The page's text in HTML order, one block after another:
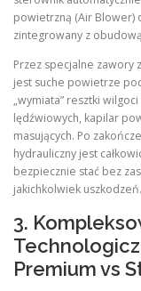
powietrzną (Air Blower)
zintegrowany z
Przez specjalne zawory
jest suche powietrze
„wymiata” resztki
lędźwiowych, kapilar
masujących. Po
hydrauliczny jest
bezpiecznie stać bez
jakichkolwiek uszkodzeń.
3.
Premium vs